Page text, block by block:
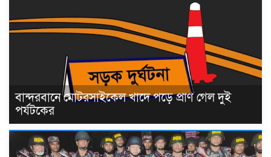
বান্দরবানে মোটরসাইকেল খাদে পড়ে প্রাণ গেল দুই
পর্যটকের